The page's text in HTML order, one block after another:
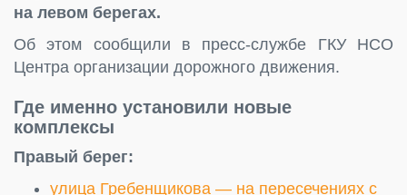
на левом берегах.
Об этом сообщили в пресс-службе ГКУ НСО
Центра организации дорожного движения.
Где именно установили новые
комплексы
Правый берег:
улица Гребенщикова — на пересечениях с